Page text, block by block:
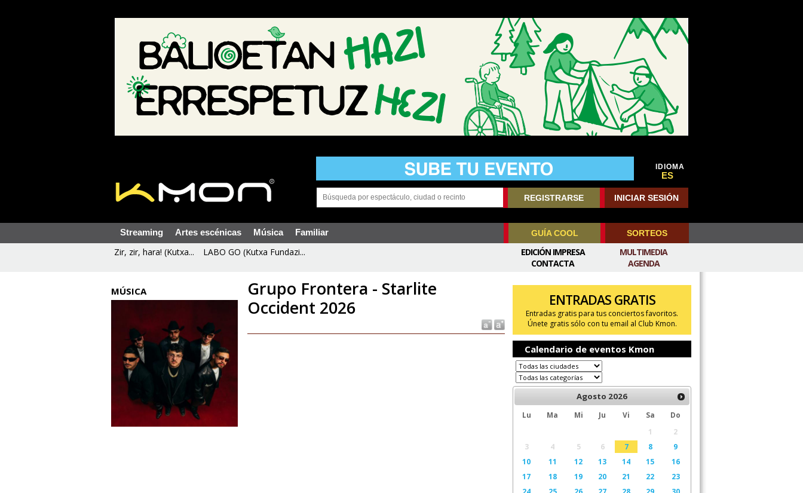
IDIOMA
ES
REGISTRARSE INICIAR SESIÓN
Streaming Artes escénicas Música Familiar GUÍA COOL SORTEOS
Zir, zir, hara! (Kutxa... LABO GO (Kutxa Fundazi...
MULTIMEDIA
AGENDA
EDICIÓN IMPRESA
CONTACTA
MÚSICA
Grupo Frontera - Starlite
Occident 2026
ENTRADAS GRATIS
Entradas gratis para tus conciertos favoritos.
Únete gratis sólo con tu email al Club Kmon.
Calendario de eventos Kmon
Agosto 2026
Lu Ma Mi Ju Vi Sa
Do
1
2
3
4 5 6 7 8
9
10
11 12 13 14 15
16
17
18 19 20 21 22
23